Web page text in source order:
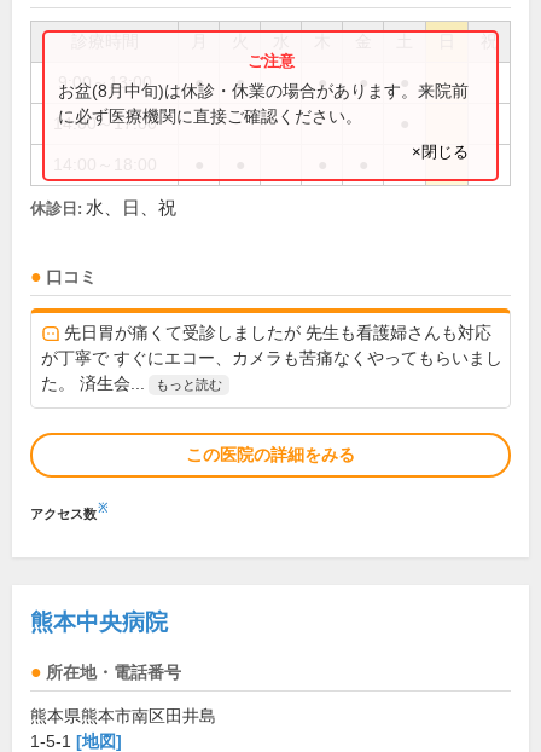
祝
9:00～13:00 ● ● ● ●
14:00～17:00
お盆(8月中旬)は休診・休業の場合があります。来院前
に必ず医療機関に直接ご確認ください。
×閉じる
休診日: 水、日、祝
口コミ
先日胃が痛くて受診しましたが 先生も看護婦さんも対応
が丁寧で すぐにエコー、カメラも苦痛なくやってもらいまし
た。 済生会...
もっと読む
この医院の詳細をみる
アクセス数※
熊本中央病院
所在地・電話番号
熊本県熊本市南区田井島
1-5-1 [地図]